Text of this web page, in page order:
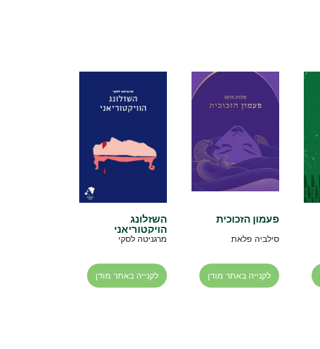
פעמון הזכוכית
סילביה פלאת
לקנייה באתר מודן
השזלונג
הויקטוריאני
מרגניטה לסקי
לקנייה באתר מודן